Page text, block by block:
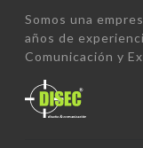
Somos una
años de
Comunicación y